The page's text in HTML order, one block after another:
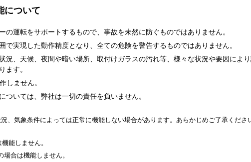
について
の運転をサポートするもので、事故を未然に防ぐものではありません。
で実現した動作精度となり、全ての危険を警告するものではありません。
況、天候、夜間や暗い場所、取付けガラスの汚れ等、様々な状況や要因によ
ます。
しません。
ついては、弊社は一切の責任を負いません。
、気象条件によっては正常に機能しない場合があります。あらかじめご了承くださ
能しません。
合は機能しません。